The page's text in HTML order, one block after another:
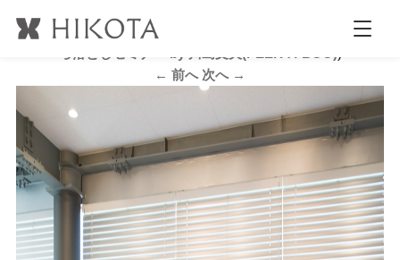
公開日時:
2017.5.30 2121 × 1414
HIKOTA福井スタジオ こけ
← 前へ 次へ →